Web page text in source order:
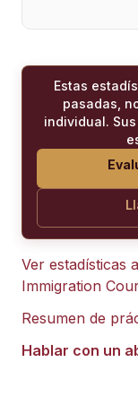
Estas
pasadas,
individual.
Ver estadísticas
Immigration
Resumen de
Hablar con un